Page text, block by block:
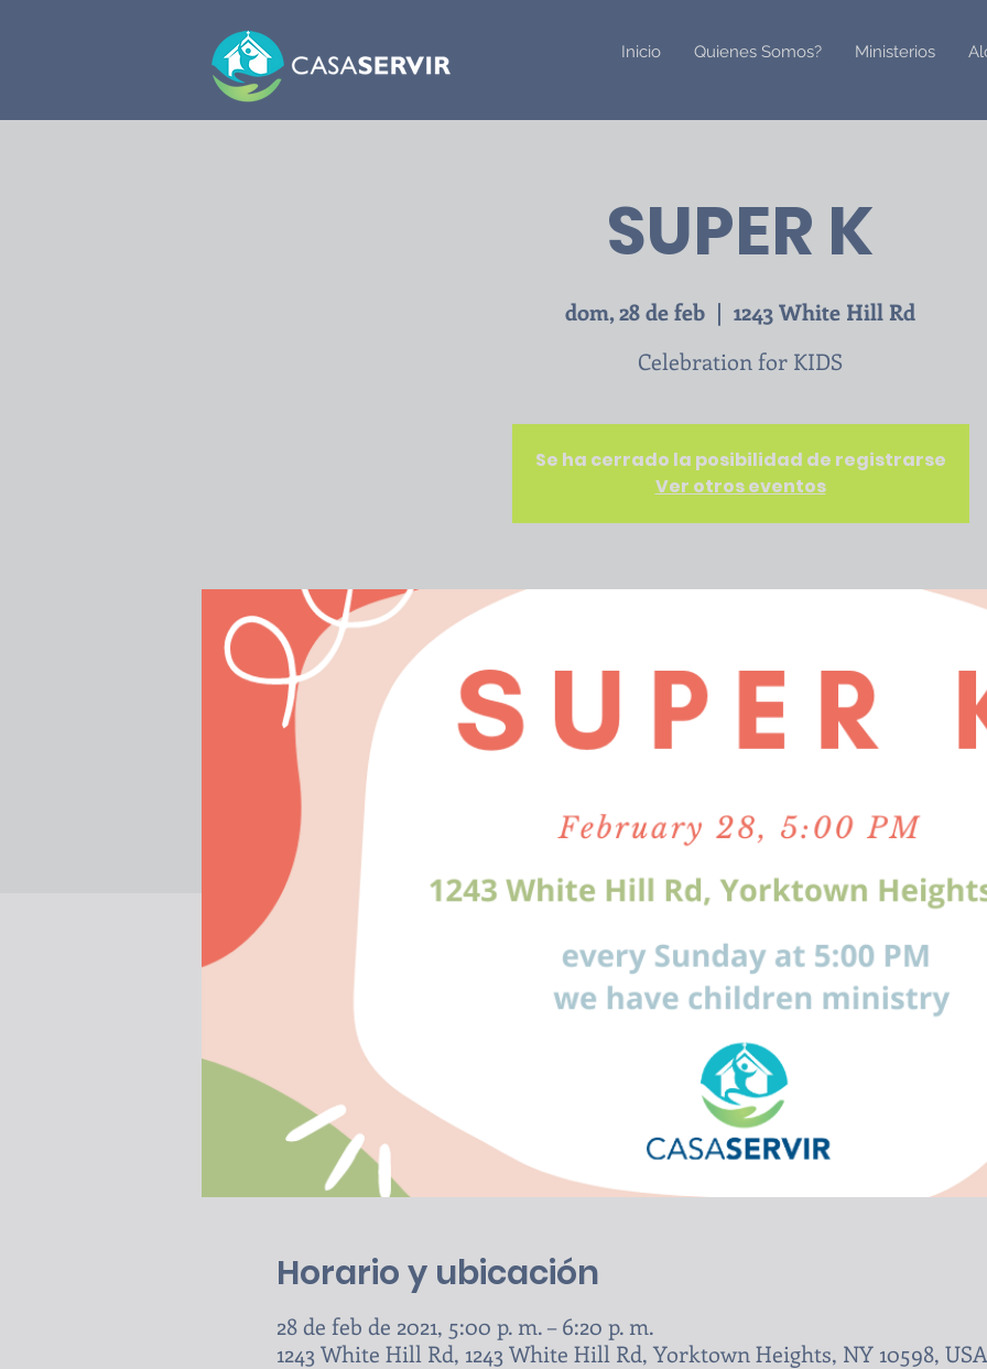
Inicio Quienes Somos? Ministerios
SUPER K
dom, 28 de feb
  |
1243 White Hill Rd
Celebration for KIDS
Se ha cerrado la posibilidad de registrarse
Ver otros eventos
Horario y ubicación
28 de feb de 2021, 5:00 p. m. – 6:20 p. m.
1243 White Hill Rd, 1243 White Hill Rd, Yorktown Heights, NY 10598, USA